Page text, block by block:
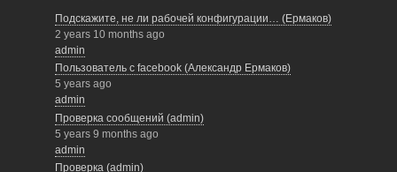
Подскажите, не ли рабочей конфигурации… (Ермаков)
2 years 10 months ago
admin
Пользователь с facebook (Александр Ермаков)
5 years ago
admin
Проверка сообщений (admin)
5 years 9 months ago
admin
Проверка (admin)